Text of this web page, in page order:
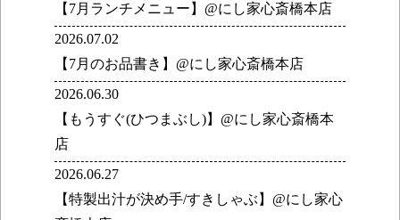
【7月ランチメニュー】@にし家心斎橋本店
2026.07.02
【7月のお品書き】@にし家心斎橋本店
2026.06.30
【もうすぐ(ひつまぶし)】@にし家心斎橋本
店
2026.06.27
【特製出汁が決め手/すきしゃぶ】@にし家心